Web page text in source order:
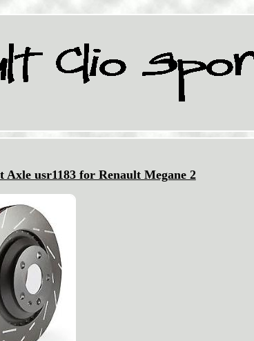
usr1183 for Renault Megane 2